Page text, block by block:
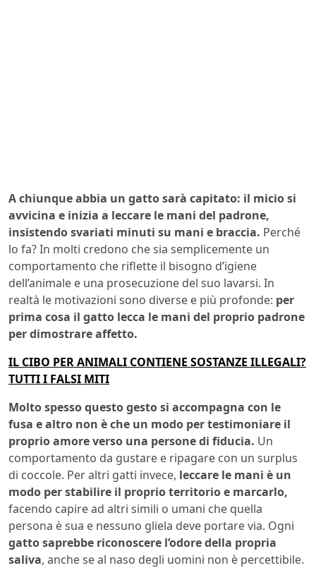
A chiunque abbia un gatto sarà capitato: il micio si
avvicina e inizia a leccare le mani del padrone,
insistendo svariati minuti su mani e braccia. Perché
lo fa? In molti credono che sia semplicemente un
comportamento che riflette il bisogno d’igiene
dell’animale e una prosecuzione del suo lavarsi. In
realtà le motivazioni sono diverse e più profonde: per
prima cosa il gatto lecca le mani del proprio padrone
per dimostrare affetto.
IL CIBO PER ANIMALI CONTIENE SOSTANZE ILLEGALI?
TUTTI I FALSI MITI
Molto spesso questo gesto si accompagna con le
fusa e altro non è che un modo per testimoniare il
proprio amore verso una persone di fiducia. Un
comportamento da gustare e ripagare con un surplus
di coccole. Per altri gatti invece, leccare le mani è un
modo per stabilire il proprio territorio e marcarlo,
facendo capire ad altri simili o umani che quella
persona è sua e nessuno gliela deve portare via. Ogni
gatto saprebbe riconoscere l’odore della propria
saliva, anche se al naso degli uomini non è percettibile.